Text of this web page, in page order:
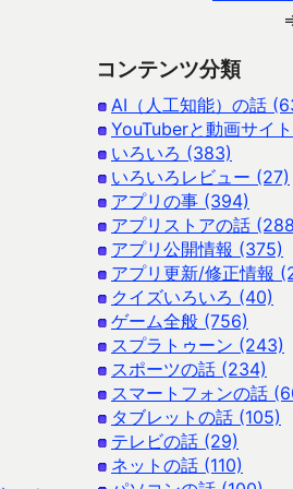
コンテンツ分類
AI（人工知能）の話
YouTuberと動画サイ
いろいろ (383)
いろいろレビュー (27)
アプリの事 (394)
アプリストアの話
アプリ公開情報 (375)
アプリ更新/修正情報
クイズいろいろ (40)
ゲーム全般 (756)
スプラトゥーン (243)
スポーツの話 (234)
スマートフォンの話
タブレットの話 (105)
テレビの話 (29)
ネットの話 (110)